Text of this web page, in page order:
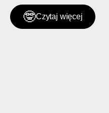
🤓Czytaj więcej